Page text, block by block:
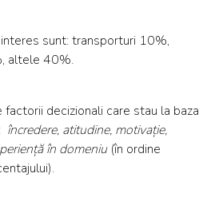
sunt: transporturi 10%,
altele 40%.
decizionali care stau la baza
încredere, atitudine, motivație,
în domeniu(în ordine